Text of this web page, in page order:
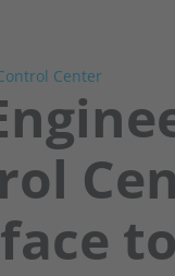
Center